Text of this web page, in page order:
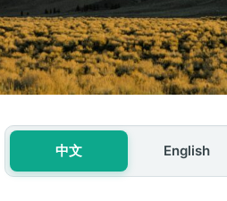
中文 English